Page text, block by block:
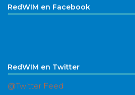
RedWIM en Facebook
RedWIM en Twitter
@Twitter Feed